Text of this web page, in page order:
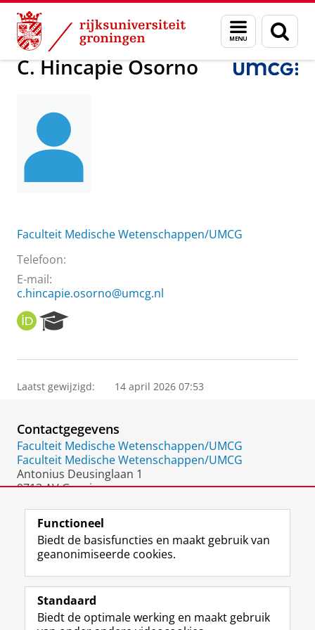
Skip
Content
Skip
Navigation
Menu
en
zoeken
Over ons C. Hincapie Osorno
C. Hincapie Osorno
Faculteit Medische Wetenschappen/UMCG
Telefoon:
E-mail:
c.hincapie.osorno@umcg.nl
O
R
I
e
r
P
o
r
t
a
Laatst gewijzigd: 14 april 2026 07:53
Contactgegevens
Faculteit Medische Wetenschappen/UMCG
Faculteit Medische Wetenschappen/UMCG
Antonius Deusinglaan 1
9713 AV Groningen
Volg de RUG
F
a
e
L
i
k
R
S
-
I
n
t
Y
o
T
Studiekiezers
Functioneel
Biedt de basisfuncties en maakt gebruik van
geanonimiseerde cookies.
Standaard
Biedt de optimale werking en maakt gebruik